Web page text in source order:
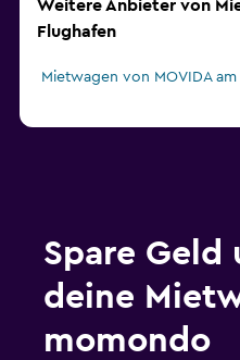
Weitere Anbieter von
Flughafen
Mietwagen von MOVIDA am
Spare Geld
deine
momondo